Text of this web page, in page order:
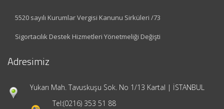
5520 sayılı Kurumlar Vergisi Kanunu Sirküleri /73
Sigortacılık Destek Hizmetleri Yönetmeliği Değişti
Adresimiz
Yukarı Mah. Tavuskuşu Sok. No 1/13 Kartal | İSTANBUL
Tel:(0216) 353 51 88